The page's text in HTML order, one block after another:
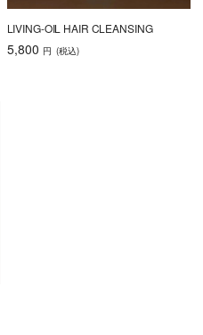
LIVING-OIL HAIR CLEANSING
5,800 円 (税込)